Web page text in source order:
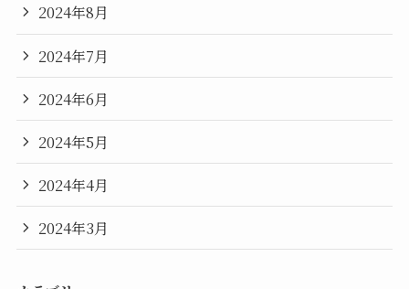
2024年8月
2024年7月
2024年6月
2024年5月
2024年4月
2024年3月